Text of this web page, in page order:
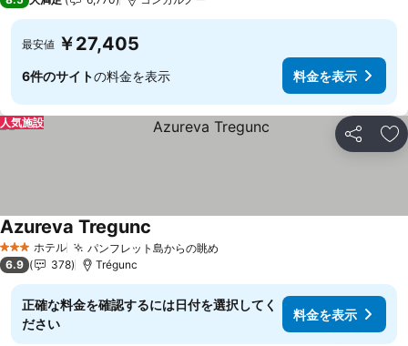
最安値 ￥27,405
6件のサイトの料金を表示 料金を表示
シェア お
人気施設
3 ホテルのランク
ホテル パンフレット島からの眺め
Azureva Tregunc
6.9 378 Trégunc
正確な料金を確認するには日付を選択してく
ださい
料金を表示